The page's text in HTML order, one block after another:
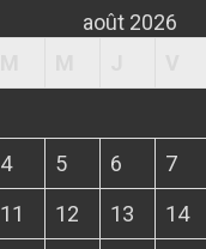
août 2026
4 5 6 7
11 12 13 14